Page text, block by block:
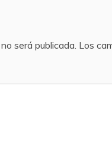
será publicada. Los